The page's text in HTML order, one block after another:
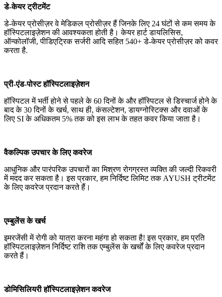
डे-केयर ट्रीटमेंट
डे-केयर प्रोसीज़र वे मेडिकल प्रोसीज़र हैं जिनके लिए 24 घंटों से कम समय के
हॉस्पिटलाइज़ेशन की आवश्यकता होती है। केयर हार्ट डायलिसिस,
ऑन्कोलॉजी, पीडिएट्रिक सर्जरी आदि सहित 540+ डे-केयर प्रोसीज़र को कवर
करता है.
प्री-एंड-पोस्ट हॉस्पिटलाइज़ेशन
हॉस्पिटल में भर्ती होने से पहले के 60 दिनों के और हॉस्पिटल से डिस्चार्ज होने के
बाद के 30 दिनों के खर्च, साथ ही, कंसल्टेशन, डायग्नोस्टिक्स और दवाओं के
लिए SI के अधिकतम 5% तक को इस लाभ के तहत कवर किया जाता है।
वैकल्पिक उपचार के लिए कवरेज
आधुनिक और पारंपरिक उपचारों का मिश्रण रोगग्रस्त व्यक्ति की जल्दी रिकवरी
में मदद कर सकता है। इस प्रकार, हम निर्दिष्ट लिमिट तक AYUSH ट्रीटमेंट
के लिए कवरेज प्रदान करते हैं।
एम्बुलेंस के खर्च
इमरजेंसी में रोगी को यात्रा करना महंगा हो सकता है! इस प्रकार, हम प्रति
हॉस्पिटलाइज़ेशन निर्दिष्ट राशि तक एम्बुलेंस के खर्चों के लिए कवरेज प्रदान
करते हैं।
डोमिसिलियरी हॉस्पिटलाइज़ेशन कवरेज